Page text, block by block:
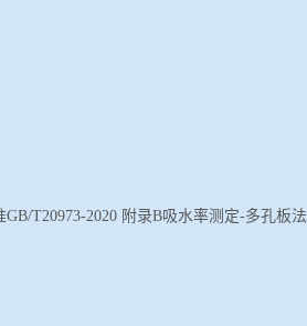
GB/T20973-2020 附录B吸水率测定-多孔板法